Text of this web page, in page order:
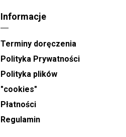
Informacje
Terminy doręczenia
Polityka Prywatności
Polityka plików
"cookies"
Płatności
Regulamin